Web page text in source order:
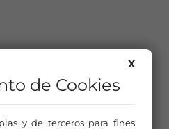
X
de Cookies
y de terceros para fines